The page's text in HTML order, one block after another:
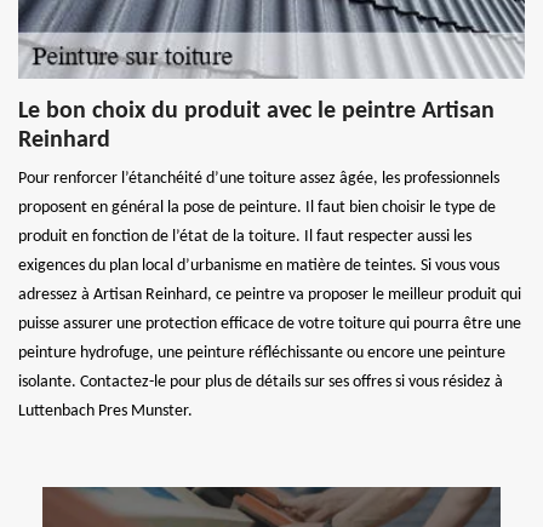
Le bon choix du produit avec le peintre Artisan
Reinhard
Pour renforcer l’étanchéité d’une toiture assez âgée, les professionnels
proposent en général la pose de peinture. Il faut bien choisir le type de
produit en fonction de l’état de la toiture. Il faut respecter aussi les
exigences du plan local d’urbanisme en matière de teintes. Si vous vous
adressez à Artisan Reinhard, ce peintre va proposer le meilleur produit qui
puisse assurer une protection efficace de votre toiture qui pourra être une
peinture hydrofuge, une peinture réfléchissante ou encore une peinture
isolante. Contactez-le pour plus de détails sur ses offres si vous résidez à
Luttenbach Pres Munster.